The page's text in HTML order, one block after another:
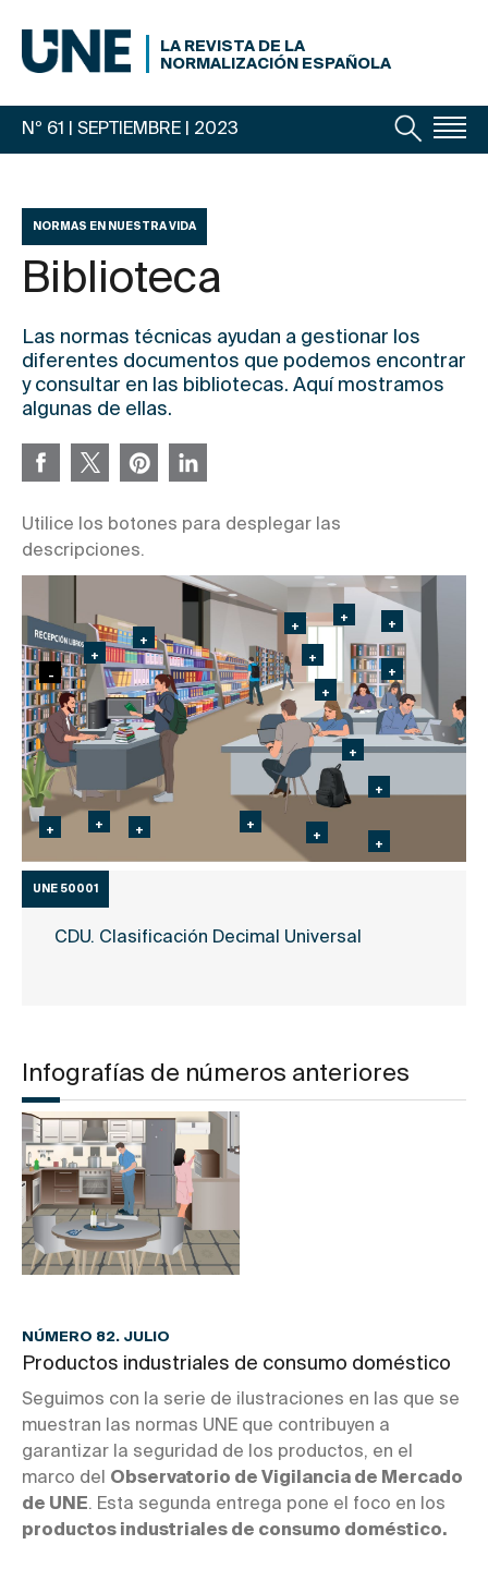
LA REVISTA DE LA
NORMALIZACIÓN ESPAÑOLA
Nº 61 | SEPTIEMBRE | 2023
NORMAS EN NUESTRA VIDA
Biblioteca
Las normas técnicas ayudan a gestionar los
diferentes documentos que podemos encontrar
y consultar en las bibliotecas. Aquí mostramos
algunas de ellas.
Utilice los botones para desplegar las
descripciones.
CDU. Clasificación Decimal Universal
UNE 50001
Infografías de números anteriores
NÚMERO 82. JULIO
Productos industriales de consumo doméstico
Seguimos con la serie de ilustraciones en las que se
muestran las normas UNE que contribuyen a
garantizar la seguridad de los productos, en el
marco del Observatorio de Vigilancia de Mercado
de UNE. Esta segunda entrega pone el foco en los
productos industriales de consumo doméstico.